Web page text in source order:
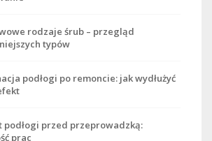
rodzaje śrub – przegląd
typów
podłogi po remoncie: jak wydłużyć
podłogi przed przeprowadzką:
prac